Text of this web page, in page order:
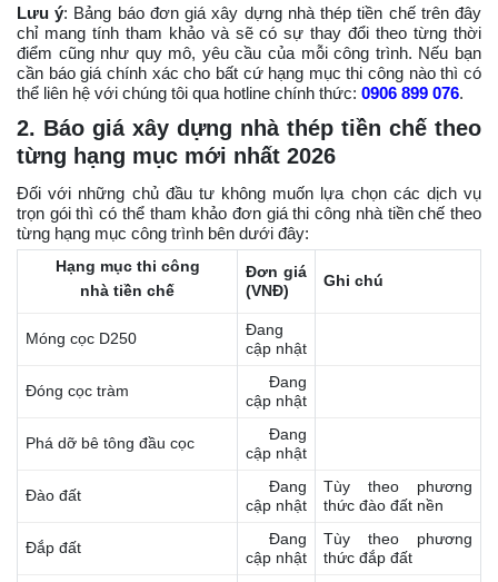
Lưu ý: Bảng báo đơn giá xây dựng nhà thép tiền chế trên đây
chỉ mang tính tham khảo và sẽ có sự thay đổi theo từng thời
điểm cũng như quy mô, yêu cầu của mỗi công trình. Nếu bạn
cần báo giá chính xác cho bất cứ hạng mục thi công nào thì có
thể liên hệ với chúng tôi qua hotline chính thức: 0906 899 076.
2. Báo giá xây dựng nhà thép tiền chế theo
từng hạng mục mới nhất 2026
Đối với những chủ đầu tư không muốn lựa chọn các dịch vụ
trọn gói thì có thể tham khảo đơn giá thi công nhà tiền chế theo
từng hạng mục công trình bên dưới đây:
Hạng mục thi công
nhà tiền chế
Đơn giá
(VNĐ)
Ghi chú
Móng cọc D250
Đang
cập nhật
Đóng cọc tràm
Đang
cập nhật
Phá dỡ bê tông đầu cọc
Đang
cập nhật
Đào đất
Đang
cập nhật
Tùy theo phương
thức đào đất nền
Đắp đất
Đang
cập nhật
Tùy theo phương
thức đắp đất